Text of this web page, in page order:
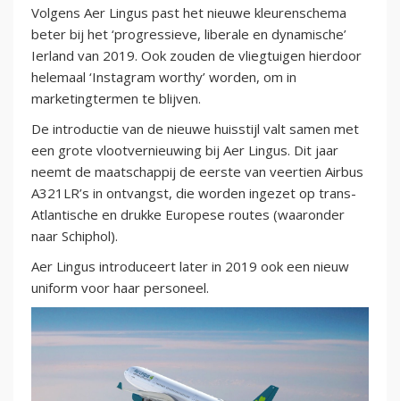
Volgens Aer Lingus past het nieuwe kleurenschema
beter bij het ‘progressieve, liberale en dynamische’
Ierland van 2019. Ook zouden de vliegtuigen hierdoor
helemaal ‘Instagram worthy’ worden, om in
marketingtermen te blijven.
De introductie van de nieuwe huisstijl valt samen met
een grote vlootvernieuwing bij Aer Lingus. Dit jaar
neemt de maatschappij de eerste van veertien Airbus
A321LR’s in ontvangst, die worden ingezet op trans-
Atlantische en drukke Europese routes (waaronder
naar Schiphol).
Aer Lingus introduceert later in 2019 ook een nieuw
uniform voor haar personeel.